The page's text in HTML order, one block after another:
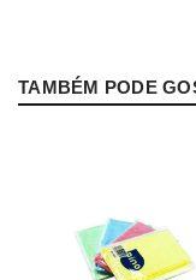
TAMBÉM PODE